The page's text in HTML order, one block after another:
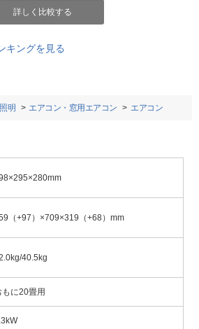
詳しく比較する
キングを見る
明 エアコン・窓用エアコン エアコン
（+97）×709×319（+68）mm
40.5kg
もに20畳用